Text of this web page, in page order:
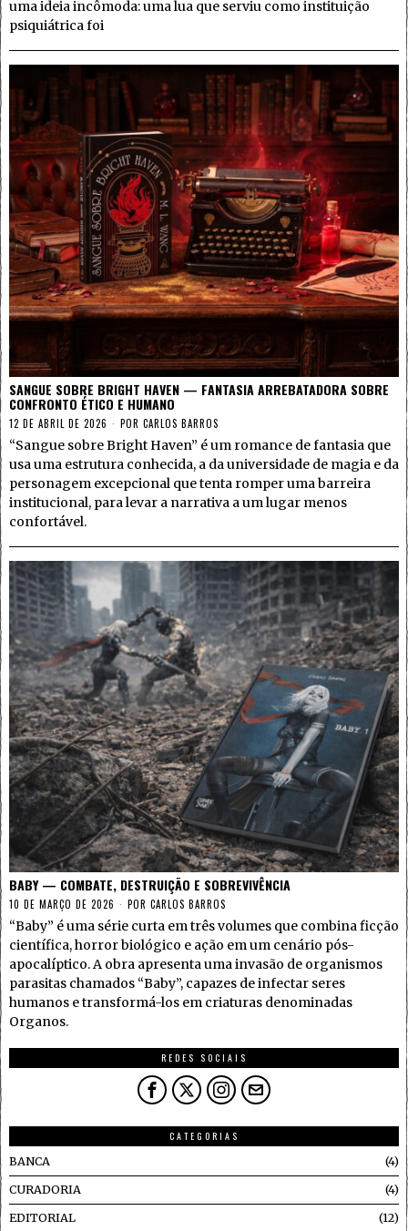
uma ideia incômoda: uma lua que serviu como instituição
psiquiátrica foi
SANGUE SOBRE BRIGHT HAVEN — FANTASIA ARREBATADORA SOBRE
CONFRONTO ÉTICO E HUMANO
12 DE ABRIL DE 2026 POR CARLOS BARROS
“Sangue sobre Bright Haven” é um romance de fantasia que
usa uma estrutura conhecida, a da universidade de magia e da
personagem excepcional que tenta romper uma barreira
institucional, para levar a narrativa a um lugar menos
confortável.
BABY — COMBATE, DESTRUIÇÃO E SOBREVIVÊNCIA
10 DE MARÇO DE 2026 POR CARLOS BARROS
“Baby” é uma série curta em três volumes que combina ficção
científica, horror biológico e ação em um cenário pós-
apocalíptico. A obra apresenta uma invasão de organismos
parasitas chamados “Baby”, capazes de infectar seres
humanos e transformá-los em criaturas denominadas
Organos.
REDES SOCIAIS
CATEGORIAS
BANCA
4
CURADORIA 4
EDITORIAL 12